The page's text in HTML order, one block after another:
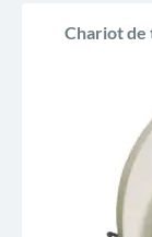
Chariot de